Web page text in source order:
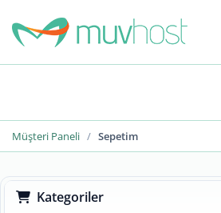
Müşteri Paneli Sepetim
Kategoriler